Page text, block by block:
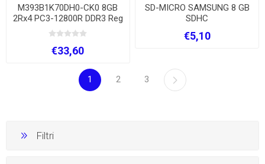
M393B1K70DH0-CK0 8GB
2Rx4 PC3-12800R DDR3 Reg
ECC
€33,60
SD-MICRO SAMSUNG 8 GB
SDHC
€5,10
1 2 3
Filtri